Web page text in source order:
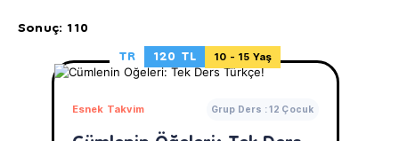
Sonuç: 110
TR
120 TL 10 - 15 Yaş
Esnek Takvim Grup Ders : 12 Çocuk